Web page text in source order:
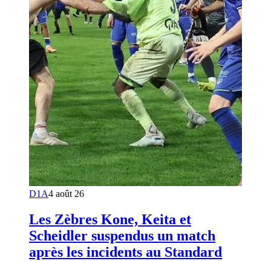
D1A4 août 26
Les Zèbres Kone, Keita et
Scheidler suspendus un match
après les incidents au Standard